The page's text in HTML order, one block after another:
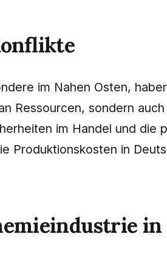
im Nahen Osten,
Ressourcen, sondern
im Handel und
Produktionskosten in